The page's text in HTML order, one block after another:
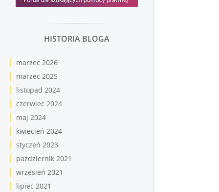
HISTORIA BLOGA
marzec 2026
marzec 2025
listopad 2024
czerwiec 2024
maj 2024
kwiecień 2024
styczeń 2023
październik 2021
wrzesień 2021
lipiec 2021